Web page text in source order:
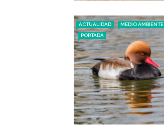
ACTUALIDAD
MEDIO AMBIENTE
PORTADA